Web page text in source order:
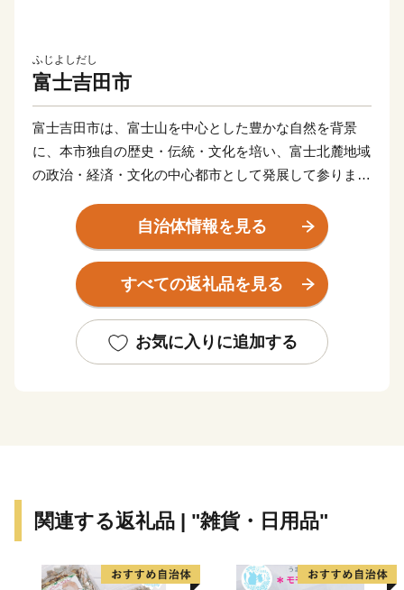
ふじよしだし
富士吉田市
富士吉田市は、富士山を中心とした豊かな自然を背景
に、本市独自の歴史・伝統・文化を培い、富士北麓地域
の政治・経済・文化の中心都市として発展して参りまし
山梨県の南東部、日本一の標高3,776メートルと美しさ
を誇る富士山の北麓に位置し、海抜750メートルの市街
地を形成する高原都市です。 古くから、富士山信仰の
町として栄え、町並みなど御師文化の面影が今も残され
また、明治以降、織物が近代産業として脚光を浴びて以
来、政治・経済・文化の面で富士北麓の中核都市として
『富士登山競走』など多くの方にお楽しみいただけるイ
自治体情報を見る
すべての返礼品を見る
お気に入りに追加する
関連する返礼品 | "雑貨・日用品"